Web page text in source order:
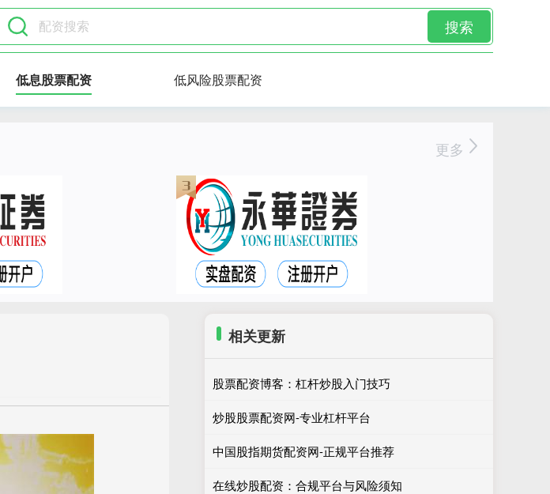
搜索
低息股票配资 低风险股票配资
更多
相关更新
股票配资博客：杠杆炒股入门技巧
炒股股票配资网-专业杠杆平台
中国股指期货配资网-正规平台推荐
在线炒股配资：合规平台与风险须知